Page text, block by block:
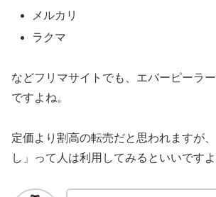
メルカリ
ラクマ
などフリマサイトでも、エバーピーラ
ですよね。
定価より割高の転売だと思われますが
し」って人は利用してみるといいですよ